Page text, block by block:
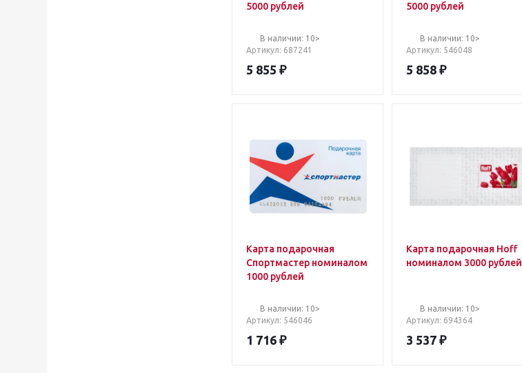
5000 рублей
В наличии: 10>
Артикул: 687241
5 855 ₽
5000 рублей
В наличии: 10>
Артикул: 546048
5 858 ₽
Карта подарочная
Спортмастер номиналом
1000 рублей
В наличии: 10>
Артикул: 546046
1 716 ₽
Карта подарочная Hoff
номиналом 3000 рублей
В наличии: 10>
Артикул: 694364
3 537 ₽